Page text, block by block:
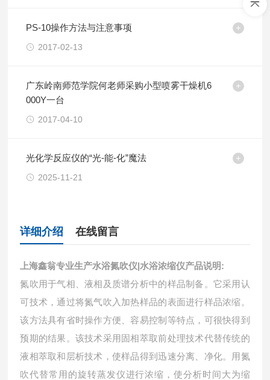
PS-10操作方法与注意事项
2017-02-13
广东岭南师范学院何老师采购小型喷雾干燥机6
000Y一台
2017-04-10
光化学反应仪的“光-能-化”魔法
2025-11-21
详细介绍 在线留言
上海鑫翁专业生产水浴氮吹仪|水浴浓缩仪产品说明:
氮吹用于气相、液相及质谱分析中的样品制备。它采用认
可技术，通过将氮气吹入加热样品的表面进行样品浓缩。
该方法具有省时操作方便、容易控制等特点，可很快得到
预期的结果。该技术采用固相萃取前处理技术代替传统的
液相萃取和层析技术，使样品得到迅速分离、净化。用氮
吹代替常用的旋转蒸发仪进行浓缩，使分析时间大为缩